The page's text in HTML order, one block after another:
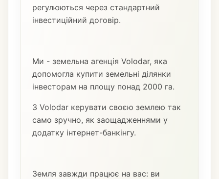
регулюються через стандартний
інвестиційний договір.
Ми - земельна агенція Volodar, яка
допомогла купити земельні ділянки
інвесторам на площу понад 2000 га.
З Volodar керувати своєю землею так
само зручно, як заощадженнями у
додатку інтернет-банкінгу.
Земля завжди працює на вас: ви